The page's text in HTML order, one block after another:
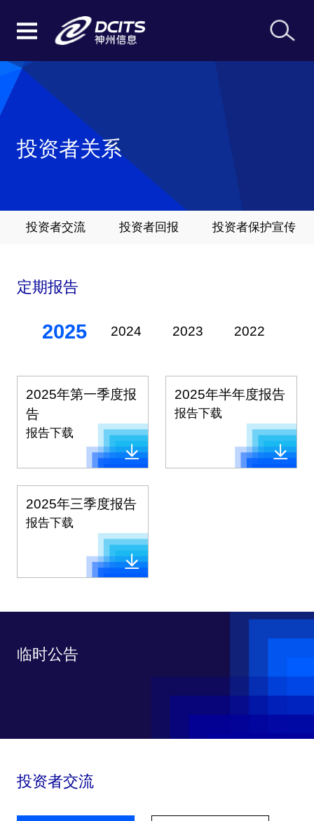
投资者关系
投资者交流 投资者回报 投资者保护宣传
定期报告
2025 2024 2023 2022
2025年第一季度报
告
报告下载
2025年半年度报告
报告下载
2025年三季度报告
报告下载
临时公告
投资者交流